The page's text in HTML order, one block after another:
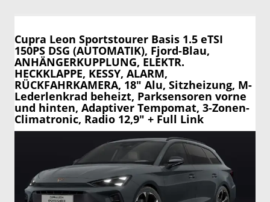
Cupra Leon Sportstourer Basis 1.5 eTSI
150PS DSG (AUTOMATIK), Fjord-Blau,
ANHÄNGERKUPPLUNG, ELEKTR.
HECKKLAPPE, KESSY, ALARM,
RÜCKFAHRKAMERA, 18" Alu, Sitzheizung, M-
Lederlenkrad beheizt, Parksensoren vorne
und hinten, Adaptiver Tempomat, 3-Zonen-
Climatronic, Radio 12,9" + Full Link